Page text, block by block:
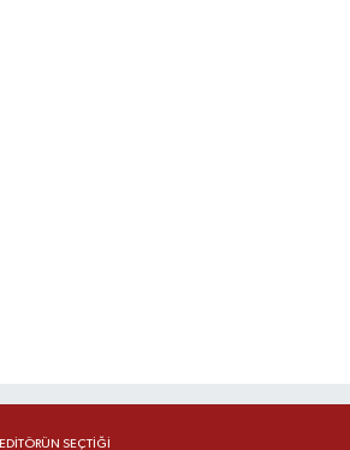
EDITÖRÜN SEÇTIĞI